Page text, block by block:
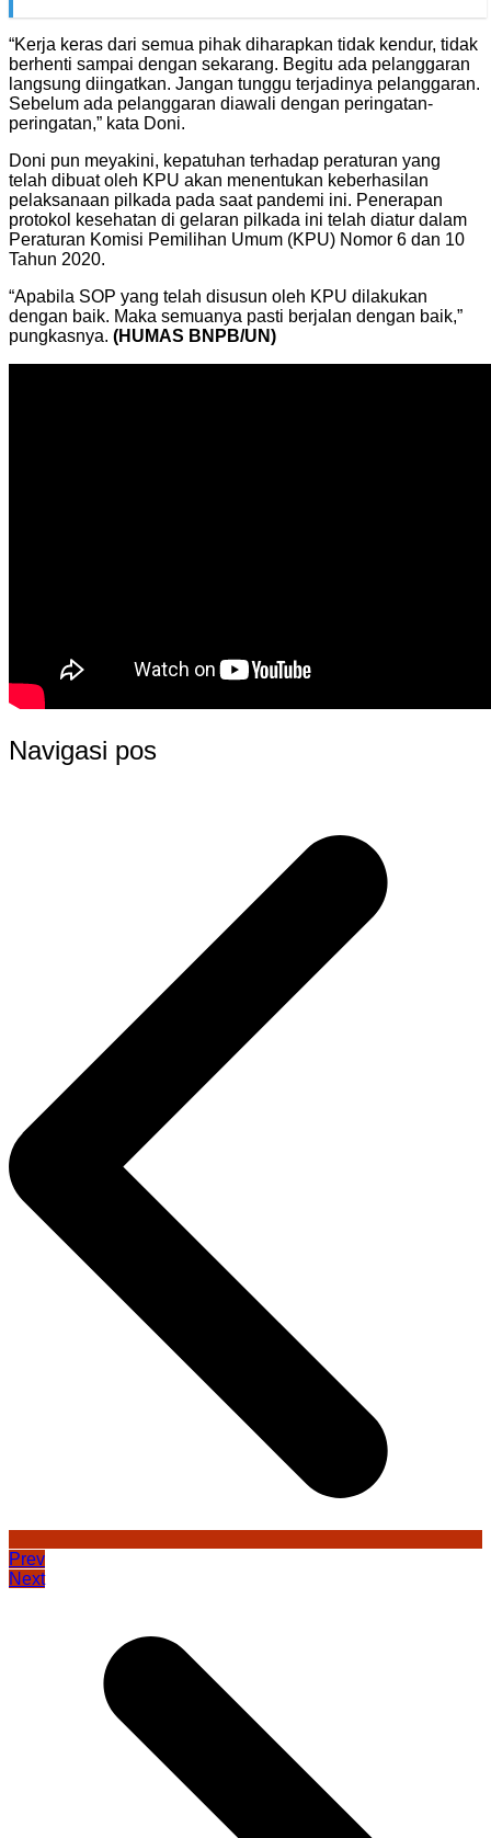
“Kerja keras dari semua pihak diharapkan tidak kendur, tidak
berhenti sampai dengan sekarang. Begitu ada pelanggaran
langsung diingatkan. Jangan tunggu terjadinya pelanggaran.
Sebelum ada pelanggaran diawali dengan peringatan-
peringatan,” kata Doni.
Doni pun meyakini, kepatuhan terhadap peraturan yang
telah dibuat oleh KPU akan menentukan keberhasilan
pelaksanaan pilkada pada saat pandemi ini. Penerapan
protokol kesehatan di gelaran pilkada ini telah diatur dalam
Peraturan Komisi Pemilihan Umum (KPU) Nomor 6 dan 10
Tahun 2020.
“Apabila SOP yang telah disusun oleh KPU dilakukan
dengan baik. Maka semuanya pasti berjalan dengan baik,”
pungkasnya. (HUMAS BNPB/UN)
Navigasi pos
Prev
Next